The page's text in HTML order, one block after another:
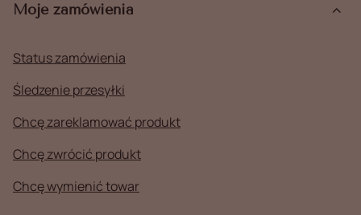
Moje zamówienia
Status zamówienia
Śledzenie przesyłki
Chcę zareklamować produkt
Chcę zwrócić produkt
Chcę wymienić towar